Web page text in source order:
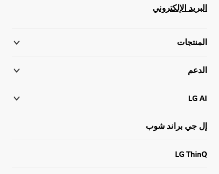
البريد الإلكتروني
المنتجات
الدعم
LG AI
إل جي براند شوب
LG ThinQ